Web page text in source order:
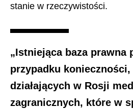
stanie w rzeczywistości.
„Istniejąca baza prawna
przypadku konieczności,
działających w Rosji
zagranicznych, które w